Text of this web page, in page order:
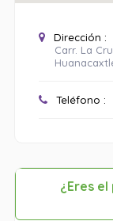
Dirección :
Carr. La
Teléfono :
¿Eres